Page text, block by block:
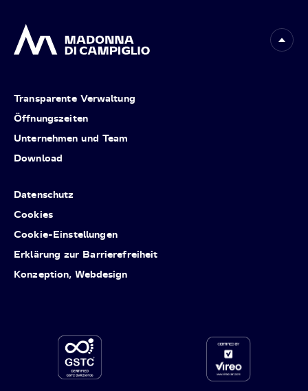
Transparente Verwaltung
Öffnungszeiten
Unternehmen und Team
Download
Datenschutz
Cookies
Cookie-Einstellungen
Erklärung zur Barrierefreiheit
Konzeption, Webdesign